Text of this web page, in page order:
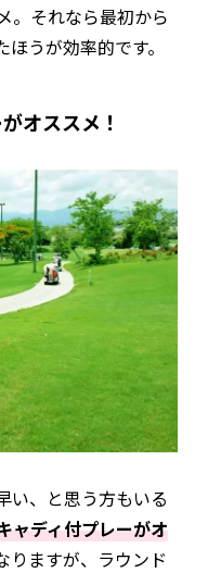
。それなら最初から
うが効率的です。
オススメ！
い、と思う方もいる
ャディ付プレーがオ
りますが、ラウンド